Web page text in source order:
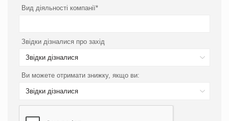
Вид діяльності компанії*
Звідки дізналися про захід
Звідки дізналися
Ви можете отримати знижку, якщо ви:
Звідки дізналися